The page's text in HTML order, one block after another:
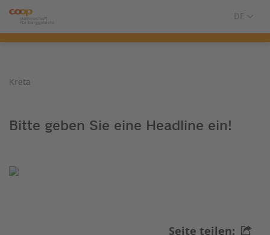
Kreta
Bitte geben Sie eine Headline ein!
Seite teilen: